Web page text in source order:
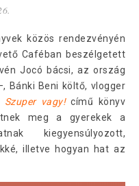
Caféban beszélgetett
Jocó bácsi, az ország
Bánki Beni költő, vlogger
Szuper vagy!című könyv
meg a gyerekek a
kiegyensúlyozott,
illetve hogyan hat az